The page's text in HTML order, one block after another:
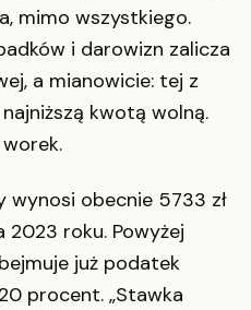
mimo wszystkiego.
i darowizn zalicza
a mianowicie: tej z
kwotą wolną.
wynosi obecnie 5733 zł
2023 roku. Powyżej
już podatek
procent. „Stawka